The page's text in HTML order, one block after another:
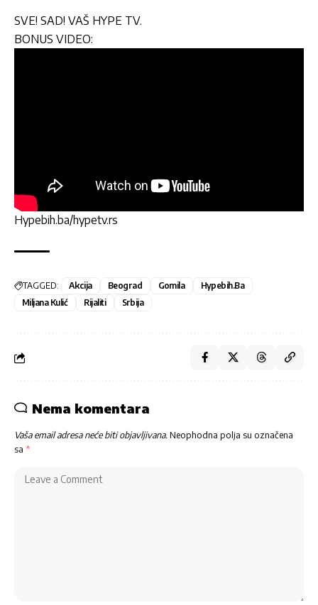
SVE! SAD! VAŠ HYPE TV.
BONUS VIDEO:
Hypebih.ba/hypetv.rs
TAGGED: Akcija Beograd Gomila
Hypebih.ba
Miljana Kulić
Rijaliti Srbija
Nema komentara
Vaša email adresa neće biti objavljivana. Neophodna polja su označena
sa *